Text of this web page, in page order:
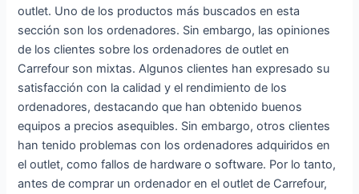
outlet. Uno de los productos más buscados en esta
sección son los ordenadores. Sin embargo, las opiniones
de los clientes sobre los ordenadores de outlet en
Carrefour son mixtas. Algunos clientes han expresado su
satisfacción con la calidad y el rendimiento de los
ordenadores, destacando que han obtenido buenos
equipos a precios asequibles. Sin embargo, otros clientes
han tenido problemas con los ordenadores adquiridos en
el outlet, como fallos de hardware o software. Por lo tanto,
antes de comprar un ordenador en el outlet de Carrefour,